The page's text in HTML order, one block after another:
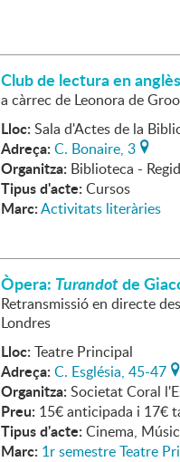
Club de lectura en anglès
a càrrec de Leonora de
Lloc: Sala d'Actes de la
Adreça: C. Bonaire, 3
Organitza: Biblioteca -
Tipus d'acte: Cursos
Marc:Activitats literàries
Òpera: Turandotde
Retransmissió en directe
Londres
Lloc: Teatre Principal
Adreça: C. Església, 45-47
Organitza: Societat Coral
Preu: 15€ anticipada i 17€
Tipus d'acte: Cinema,
Marc: 1r semestre Teatre